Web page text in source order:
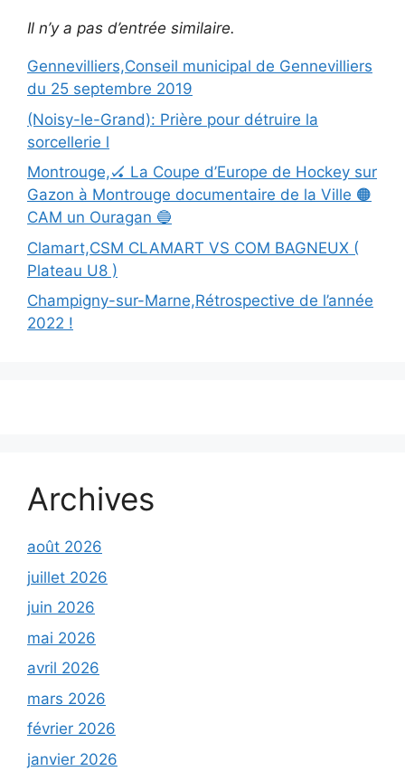
Il n’y a pas d’entrée similaire.
Gennevilliers,Conseil municipal de Gennevilliers
du 25 septembre 2019
(Noisy-le-Grand): Prière pour détruire la
sorcellerie l
Montrouge,🏑 La Coupe d’Europe de Hockey sur
Gazon à Montrouge documentaire de la Ville 🟠
CAM un Ouragan 🔵
Clamart,CSM CLAMART VS COM BAGNEUX (
Plateau U8 )
Champigny-sur-Marne,Rétrospective de l’année
2022 !
Archives
août 2026
juillet 2026
juin 2026
mai 2026
avril 2026
mars 2026
février 2026
janvier 2026